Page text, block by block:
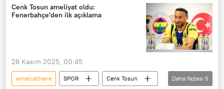
donör
Bağış
Organ nakli
Organ bağışı
Cenk Tosun ameliyat oldu:
Fenerbahçe'den ilk açıklama
28 Kasım 2025, 00:45
ameliyathane SPOR
Cenk Tosun
Daha fazlası 5